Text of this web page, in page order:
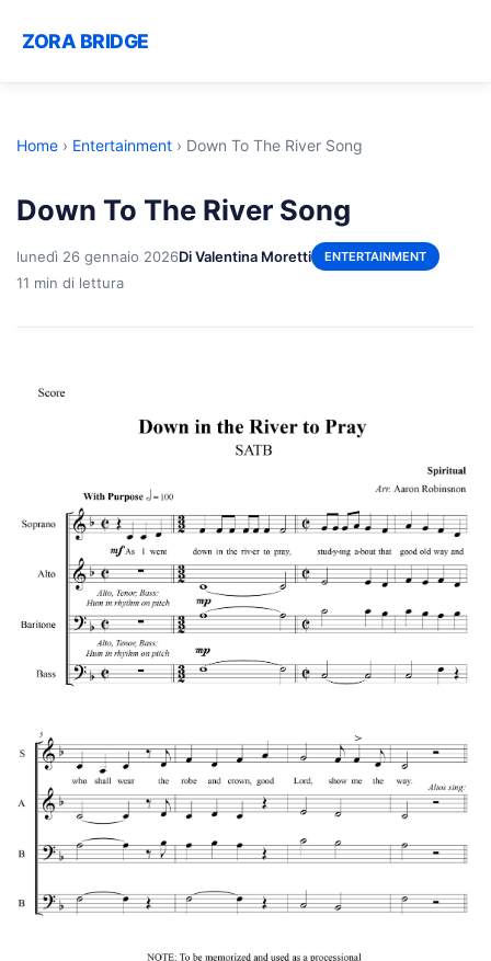
ZORA BRIDGE
Home › Entertainment › Down To The River Song
Down To The River Song
lunedì 26 gennaio 2026Di Valentina Moretti ENTERTAINMENT
11 min di lettura